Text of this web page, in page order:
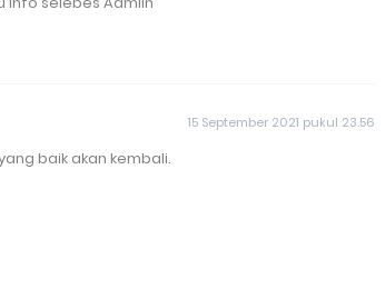
15 September 2021 pukul 23.56
baik akan kembali.